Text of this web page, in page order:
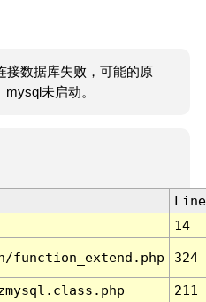
接数据库失败，可能的原
未启动。
Line
14
function_extend.php 324
211